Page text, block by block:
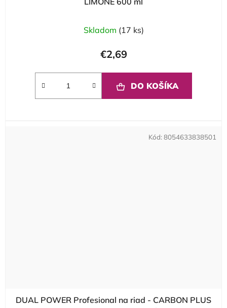
Skladom (17 ks)
€2,69
DO KOŠÍKA
DUAL POWER Profesional na riad - CARBON PLUS
Kód: 8054633838501